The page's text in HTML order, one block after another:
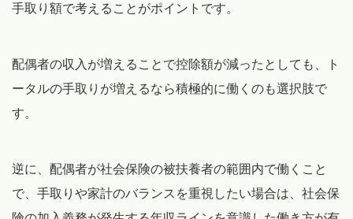
手取り額で考えることがポイントです。
配偶者の収入が増えることで控除額が減ったとしても、ト
ータルの手取りが増えるなら積極的に働くのも選択肢で
す。
逆に、配偶者が社会保険の被扶養者の範囲内で働くこと
で、手取りや家計のバランスを重視したい場合は、社会保